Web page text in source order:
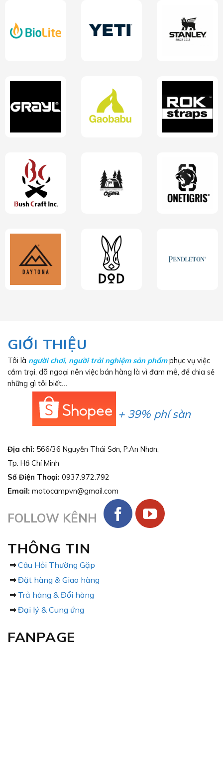
GIỚI THIỆU
Tôi là người chơi, người trải nghiệm sản phẩmphục vụ việc
cắm trại, dã ngoại nên việc bán hàng là vì đam mê, để chia sẻ
những gì tôi biết…
+ 39% phí sàn
Địa chỉ: 566/36 Nguyễn Thái Sơn, P.An Nhơn,
Tp. Hồ Chí Minh
Số Điện Thoại: 0937.972.792
Email: motocampvn@gmail.com
FOLLOW KÊNH
THÔNG TIN
⇒ Câu Hỏi Thường Gặp
⇒ Đặt hàng & Giao hàng
⇒ Trả hàng & Đổi hàng
⇒ Đại lý & Cung ứng
FANPAGE